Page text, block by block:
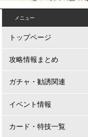
メニュー
トップページ
攻略情報まとめ
ガチャ・勧誘関連
イベント情報
カード・特技一覧